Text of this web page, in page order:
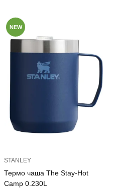
NEW
STANLEY
Термо чаша The Stay-Hot
Camp 0.230L